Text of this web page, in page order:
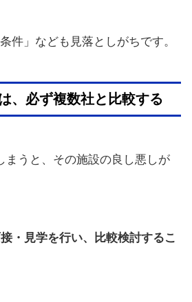
件」なども見落としがちです。
、必ず複数社と比較する
まうと、その施設の良し悪しが
・見学を行い、比較検討するこ